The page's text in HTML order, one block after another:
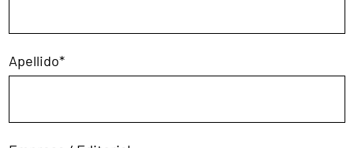
Apellido*